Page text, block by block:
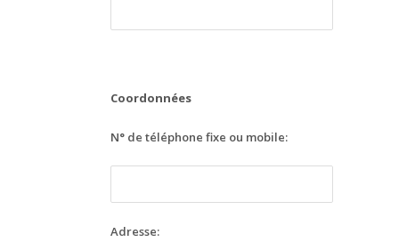
Coordonnées
N° de téléphone fixe ou mobile:
Adresse: